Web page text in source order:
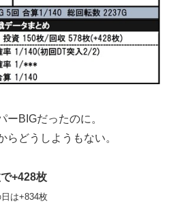
ーBIGだったのに。
らどうしようもない。
+428枚
は+834枚